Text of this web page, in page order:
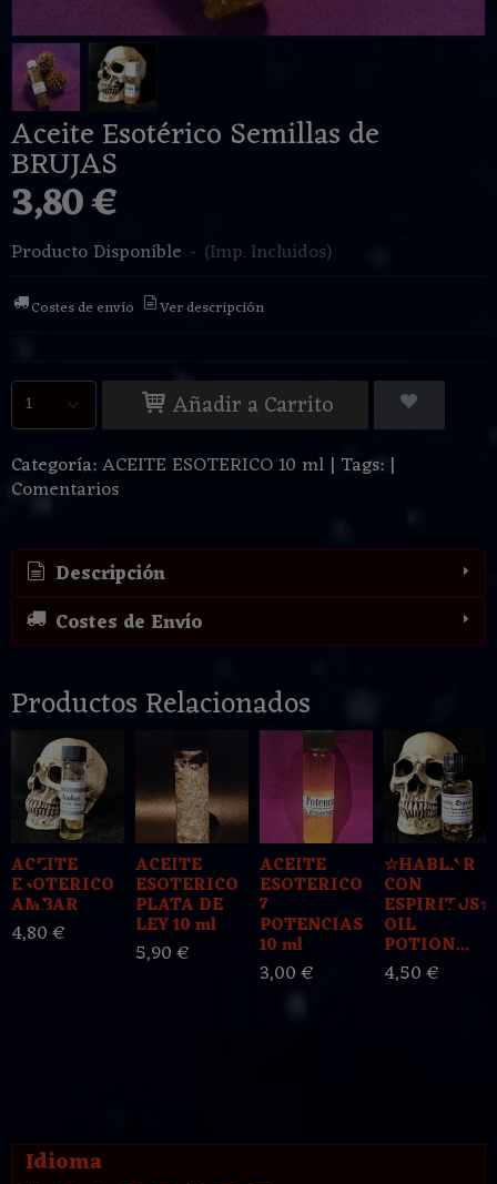
Idioma
Aceite Esotérico Semillas de
BRUJAS
3,80 €
Producto Disponible - (Imp. Incluidos)
Costes de envío Ver descripción
Añadir a Carrito
Categoría:ACEITE ESOTERICO 10 ml | Tags: |
Comentarios
Descripción
Costes de Envío
Productos Relacionados
ACEITE
ESOTERICO
AMBAR
4,80 €
ACEITE
ESOTERICO
PLATA DE
LEY 10 ml
5,90 €
ACEITE
ESOTERICO
7
POTENCIAS
10 ml
3,00 €
☆HABLAR
CON
ESPIRITUS☆
OIL
POTION...
4,50 €